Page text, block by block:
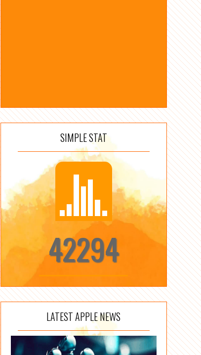
SIMPLE STAT
42294
LATEST APPLE NEWS